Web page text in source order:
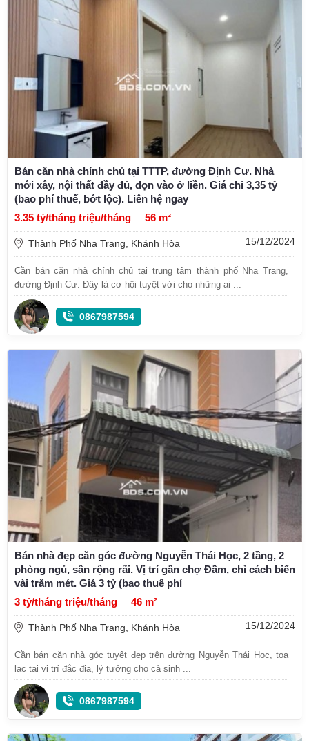
Bán căn nhà chính chủ tại TTTP, đường Định Cư. Nhà
mới xây, nội thất đầy đủ, dọn vào ở liền. Giá chỉ 3,35 tỷ
(bao phí thuế, bớt lộc). Liên hệ ngay
3.35 tỷ/tháng triệu/tháng
56 m²
Thành Phố Nha Trang, Khánh Hòa 15/12/2024
Cần bán căn nhà chính chủ tại trung tâm thành phố Nha Trang,
đường Định Cư. Đây là cơ hội tuyệt vời cho những ai ...
0867987594
Bán nhà đẹp căn góc đường Nguyễn Thái Học, 2 tầng, 2
phòng ngủ, sân rộng rãi. Vị trí gần chợ Đầm, chỉ cách biển
vài trăm mét. Giá 3 tỷ (bao thuế phí
3 tỷ/tháng triệu/tháng
46 m²
Thành Phố Nha Trang, Khánh Hòa 15/12/2024
Cần bán căn nhà góc tuyệt đẹp trên đường Nguyễn Thái Học, tọa
lạc tại vị trí đắc địa, lý tưởng cho cả sinh ...
0867987594